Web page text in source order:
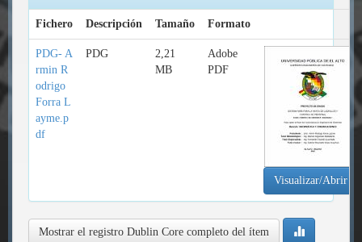
Fichero Descripción Tamaño Formato
PDG- A
rmin R
odrigo
Forra L
ayme.p
df
PDG
2,21
MB
Adobe
PDF
Visualizar/Abrir
Mostrar el registro Dublin Core completo del ítem